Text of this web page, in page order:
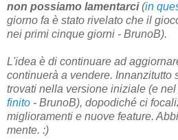
non possiamo lamentarci(in
giorno fa è stato rivelato che il
nei primi cinque giorni - BrunoB).
L'idea è di continuare ad
continuerà a vendere. Innanzitutto
trovati nella versione iniziale (e nel
finito - BrunoB), dopodiché ci
miglioramenti e nuove feature.
mente. :)